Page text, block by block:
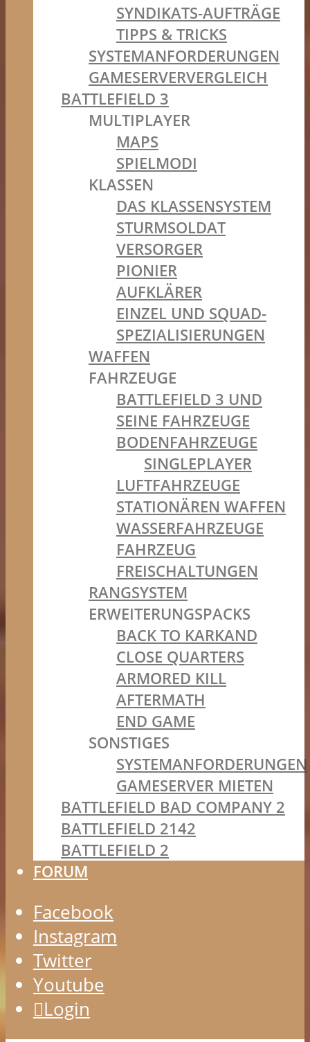
SYNDIKATS-AUFTRÄGE
TIPPS & TRICKS
SYSTEMANFORDERUNGEN
GAMESERVERVERGLEICH
BATTLEFIELD 3
MULTIPLAYER
MAPS
SPIELMODI
KLASSEN
DAS KLASSENSYSTEM
STURMSOLDAT
VERSORGER
PIONIER
AUFKLÄRER
EINZEL UND SQUAD-
SPEZIALISIERUNGEN
WAFFEN
FAHRZEUGE
BATTLEFIELD 3 UND
SEINE FAHRZEUGE
BODENFAHRZEUGE
SINGLEPLAYER
LUFTFAHRZEUGE
STATIONÄREN WAFFEN
WASSERFAHRZEUGE
FAHRZEUG
FREISCHALTUNGEN
RANGSYSTEM
ERWEITERUNGSPACKS
BACK TO KARKAND
CLOSE QUARTERS
ARMORED KILL
AFTERMATH
END GAME
SONSTIGES
SYSTEMANFORDERUNGEN
GAMESERVER MIETEN
BATTLEFIELD BAD COMPANY 2
BATTLEFIELD 2142
BATTLEFIELD 2
FORUM
Facebook
Instagram
Twitter
Youtube
Login